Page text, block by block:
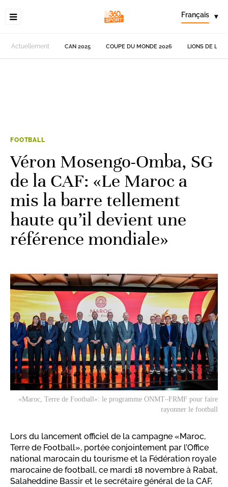
Français ▾
Actuellement CAN 2025 COUPE DU MONDE 2026 LIONS DE
FOOTBALL
Véron Mosengo-Omba, SG
de la CAF: «Le Maroc a
mis la barre tellement
haute qu’il devient une
référence mondiale»
«Maroc, Terre de Football»: le programme ONMT–FRMF pour faire
rayonner le football
Lors du lancement officiel de la campagne «Maroc,
Terre de Football», portée conjointement par l’Office
national marocain du tourisme et la Fédération royale
marocaine de football, ce mardi 18 novembre à Rabat,
Salaheddine Bassir et le secrétaire général de la CAF,